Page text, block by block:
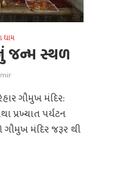
ધામ
જન્મ સ્થળ
ગૌમુખ મંદિર:
પ્રખ્યાત પર્યટન
મંદિર જરૂર થી